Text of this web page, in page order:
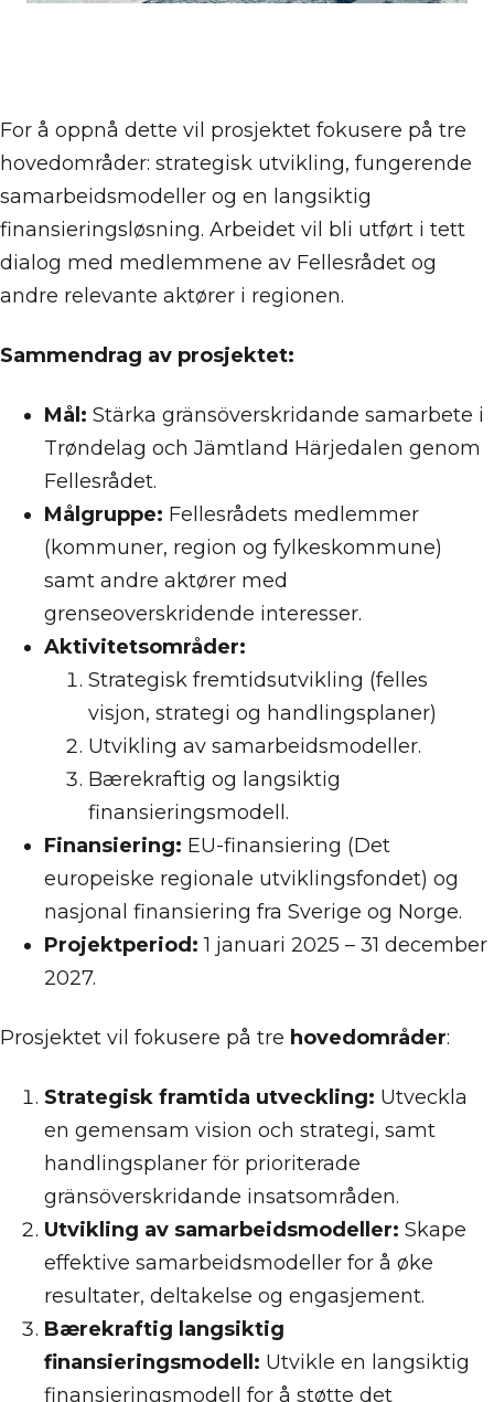
For å oppnå dette vil prosjektet fokusere på tre
hovedområder: strategisk utvikling, fungerende
samarbeidsmodeller og en langsiktig
finansieringsløsning. Arbeidet vil bli utført i tett
dialog med medlemmene av Fellesrådet og
andre relevante aktører i regionen.
Sammendrag av prosjektet:
Mål: Stärka gränsöverskridande samarbete i
Trøndelag och Jämtland Härjedalen genom
Fellesrådet.
Målgruppe: Fellesrådets medlemmer
(kommuner, region og fylkeskommune)
samt andre aktører med
grenseoverskridende interesser.
Aktivitetsområder:
Strategisk fremtidsutvikling (felles
visjon, strategi og handlingsplaner)
Utvikling av samarbeidsmodeller.
Bærekraftig og langsiktig
finansieringsmodell.
Finansiering: EU-finansiering (Det
europeiske regionale utviklingsfondet) og
nasjonal finansiering fra Sverige og Norge.
Projektperiod: 1 januari 2025 – 31 december
2027.
Prosjektet vil fokusere på tre hovedområder:
Strategisk framtida utveckling: Utveckla
en gemensam vision och strategi, samt
handlingsplaner för prioriterade
gränsöverskridande insatsområden.
Utvikling av samarbeidsmodeller: Skape
effektive samarbeidsmodeller for å øke
resultater, deltakelse og engasjement.
Bærekraftig langsiktig
finansieringsmodell: Utvikle en langsiktig
finansieringsmodell for å støtte det